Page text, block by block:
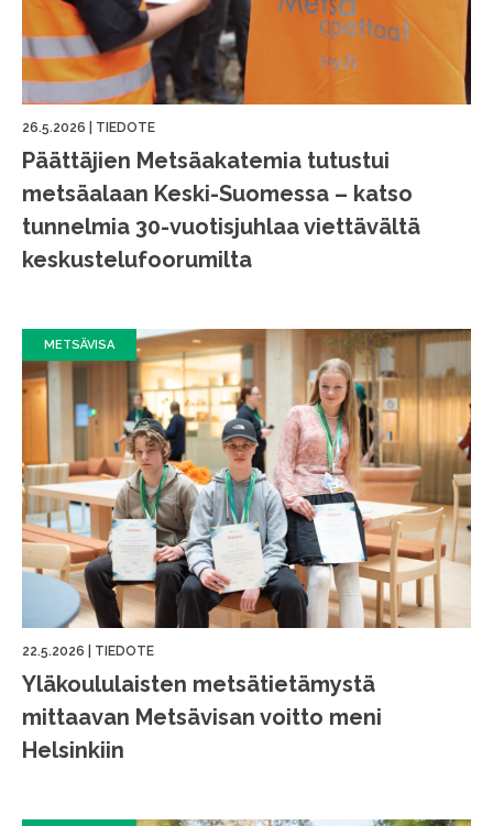
26.5.2026 TIEDOTE
Päättäjien Metsäakatemia tutustui
metsäalaan Keski-Suomessa – katso
tunnelmia 30-vuotisjuhlaa viettävältä
keskustelufoorumilta
METSÄVISA
22.5.2026 TIEDOTE
Yläkoululaisten metsätietämystä
mittaavan Metsävisan voitto meni
Helsinkiin